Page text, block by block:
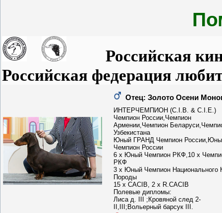
Российская
Российская федерация
Отец: Золото Осени
ИНТЕРЧЕМПИОН (C.I.B. & C.I.E.)
Чемпион России,Чемпион
Армении,Чемпион
Узбекистана
Юный ГРАНД Чемпион
Чемпион России
6 х Юный Чемпион РКФ,10 х
РКФ
3 х Юный Чемпион Национального
Породы
15 х CACIB, 2 х R.CACIB
Полевые дипломы:
Лиса д. III ;Кровяной след 2-
II,III;Вольерный барсук III.